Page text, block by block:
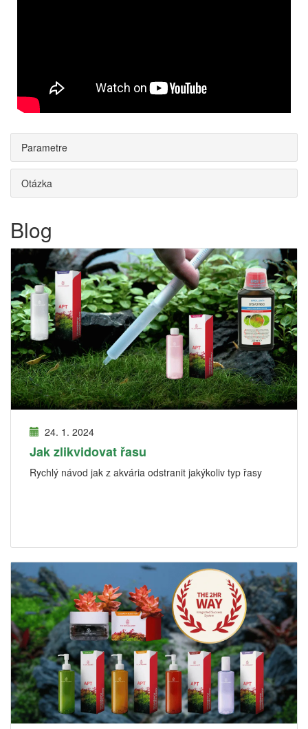
Parametre
Otázka
Blog
24. 1. 2024
Jak zlikvidovat řasu
Rychlý návod jak z akvária odstranit jakýkoliv typ řasy